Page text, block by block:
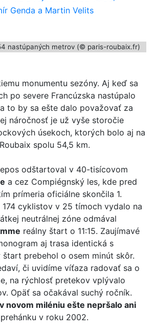
Genda a Martin Velits
nastúpaných metrov (© paris-roubaix.fr)
monumentu sezóny. Aj keď sa
po severe Francúzska nastúpalo
to by sa ešte dalo považovať za
náročnosť je už vyše storočie
úsekoch, ktorých bolo aj na
spolu 54,5 km.
odštartoval v 40-tisícovom
a cez Compiégnský les, kde pred
prímeria oficiálne skončila 1.
174 cyklistov v 25 tímoch vydalo na
neutrálnej zóne odmával
reálny štart o 11:15. Zaujímavé
aj trasa identická s
prebehol o osem minút skôr.
či uvidíme víťaza radovať sa o
na rýchlosť pretekov vplývalo
Opäť sa očakával suchý ročník.
v novom miléniu ešte nepršalo ani
v roku 2002.